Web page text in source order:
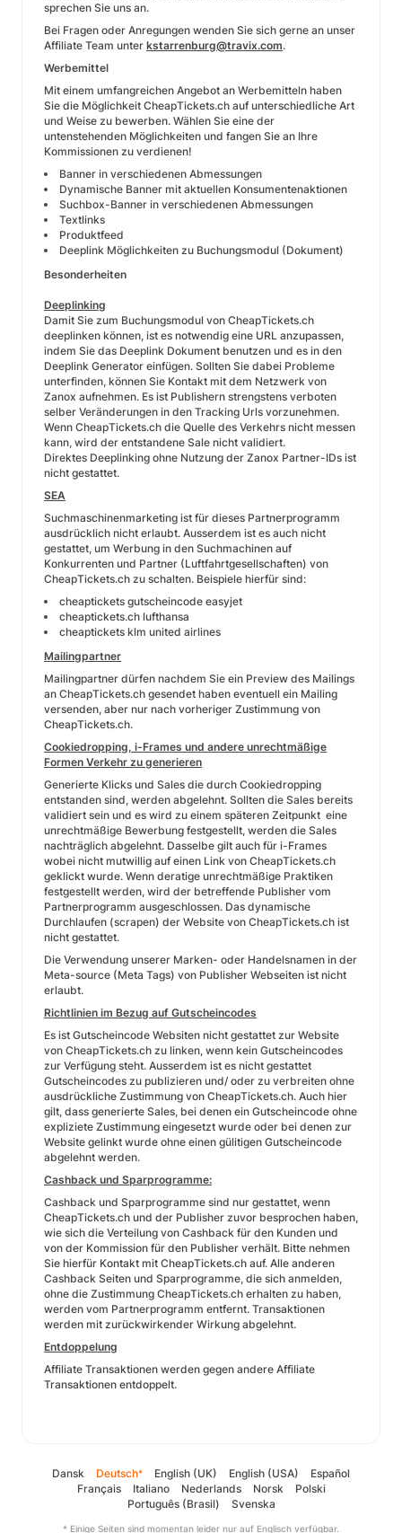
sprechen Sie uns an.
Bei Fragen oder Anregungen wenden Sie sich gerne an unser
Affiliate Team unter kstarrenburg@travix.com.
Werbemittel
Mit einem umfangreichen Angebot an Werbemitteln haben
Sie die Möglichkeit CheapTickets.ch auf unterschiedliche Art
und Weise zu bewerben. Wählen Sie eine der
untenstehenden Möglichkeiten und fangen Sie an Ihre
Kommissionen zu verdienen!
Banner in verschiedenen Abmessungen
Dynamische Banner mit aktuellen Konsumentenaktionen
Suchbox-Banner in verschiedenen Abmessungen
Textlinks
Produktfeed
Deeplink Möglichkeiten zu Buchungsmodul (Dokument)
Besonderheiten
Deeplinking
Damit Sie zum Buchungsmodul von CheapTickets.ch
deeplinken können, ist es notwendig eine URL anzupassen,
indem Sie das Deeplink Dokument benutzen und es in den
Deeplink Generator einfügen. Sollten Sie dabei Probleme
unterfinden, können Sie Kontakt mit dem Netzwerk von
Zanox aufnehmen. Es ist Publishern strengstens verboten
selber Veränderungen in den Tracking Urls vorzunehmen.
Wenn CheapTickets.ch die Quelle des Verkehrs nicht messen
kann, wird der entstandene Sale nicht validiert.
Direktes Deeplinking ohne Nutzung der Zanox Partner-IDs ist
nicht gestattet.
SEA
Suchmaschinenmarketing ist für dieses Partnerprogramm
ausdrücklich nicht erlaubt. Ausserdem ist es auch nicht
gestattet, um Werbung in den Suchmachinen auf
Konkurrenten und Partner (Luftfahrtgesellschaften) von
CheapTickets.ch zu schalten. Beispiele hierfür sind:
cheaptickets gutscheincode easyjet
cheaptickets.ch lufthansa
cheaptickets klm united airlines
Mailingpartner
Mailingpartner dürfen nachdem Sie ein Preview des Mailings
an CheapTickets.ch gesendet haben eventuell ein Mailing
versenden, aber nur nach vorheriger Zustimmung von
CheapTickets.ch.
Cookiedropping, i-Frames und andere unrechtmäßige
Formen Verkehr zu generieren
Generierte Klicks und Sales die durch Cookiedropping
entstanden sind, werden abgelehnt. Sollten die Sales bereits
validiert sein und es wird zu einem späteren Zeitpunkt eine
unrechtmäßige Bewerbung festgestellt, werden die Sales
nachträglich abgelehnt. Dasselbe gilt auch für i-Frames
wobei nicht mutwillig auf einen Link von CheapTickets.ch
geklickt wurde. Wenn deratige unrechtmäßige Praktiken
festgestellt werden, wird der betreffende Publisher vom
Partnerprogramm ausgeschlossen. Das dynamische
Durchlaufen (scrapen) der Website von CheapTickets.ch ist
nicht gestattet.
Die Verwendung unserer Marken- oder Handelsnamen in der
Meta-source (Meta Tags) von Publisher Webseiten ist nicht
erlaubt.
Richtlinien im Bezug auf Gutscheincodes
Es ist Gutscheincode Websiten nicht gestattet zur Website
von CheapTickets.ch zu linken, wenn kein Gutscheincodes
zur Verfügung steht. Ausserdem ist es nicht gestattet
Gutscheincodes zu publizieren und/ oder zu verbreiten ohne
ausdrückliche Zustimmung von CheapTickets.ch. Auch hier
gilt, dass generierte Sales, bei denen ein Gutscheincode ohne
expliziete Zustimmung eingesetzt wurde oder bei denen zur
Website gelinkt wurde ohne einen gülitigen Gutscheincode
abgelehnt werden.
Cashback und Sparprogramme:
Cashback und Sparprogramme sind nur gestattet, wenn
CheapTickets.ch und der Publisher zuvor besprochen haben,
wie sich die Verteilung von Cashback für den Kunden und
von der Kommission für den Publisher verhält. Bitte nehmen
Sie hierfür Kontakt mit CheapTickets.ch auf. Alle anderen
Cashback Seiten und Sparprogramme, die sich anmelden,
ohne die Zustimmung CheapTickets.ch erhalten zu haben,
werden vom Partnerprogramm entfernt. Transaktionen
werden mit zurückwirkender Wirkung abgelehnt.
Entdoppelung
Affiliate Transaktionen werden gegen andere Affiliate
Transaktionen entdoppelt.
Dansk Deutsch* English (UK) English (USA)
Español
Français
Italiano Nederlands Norsk
Polski
Português (Brasil)
Svenska
* Einige Seiten sind momentan leider nur auf Englisch verfügbar.